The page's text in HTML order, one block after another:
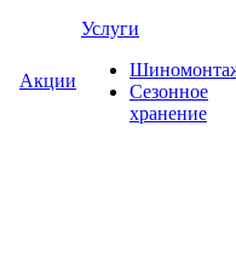
Акции
Услуги
Сезонное
хранение